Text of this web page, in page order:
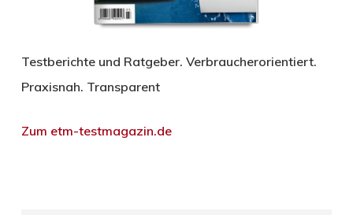
Testberichte und Ratgeber. Verbraucherorientiert.
Praxisnah. Transparent
Zum etm-testmagazin.de